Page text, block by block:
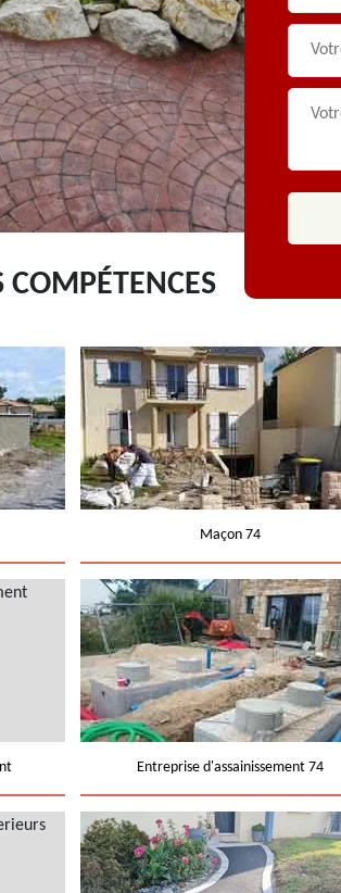
COMPÉTENCES
Maçon 74
Entreprise d'assainissement 74